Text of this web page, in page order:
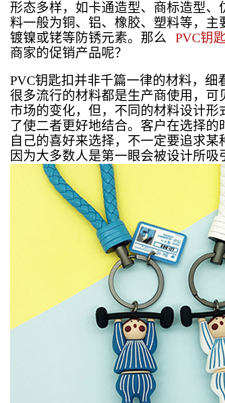
形态多样，如卡通造型、商标造型、
料一般为铜、铝、橡胶、塑料等，主
镀镍或铑等防锈元素。那么 PVC钥
商家的促销产品呢？
PVC钥匙扣并非千篇一律的材料，细
很多流行的材料都是生产商使用，可
市场的变化，但，不同的材料设计形
了使二者更好地结合。客户在选择的
自己的喜好来选择，不一定要追求某
因为大多数人是第一眼会被设计所吸